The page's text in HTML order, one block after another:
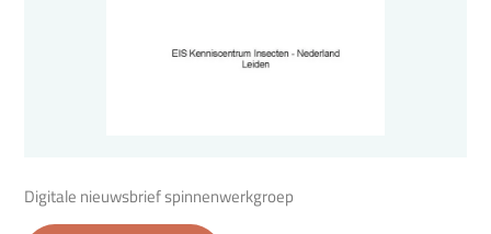
Digitale nieuwsbrief spinnenwerkgroep